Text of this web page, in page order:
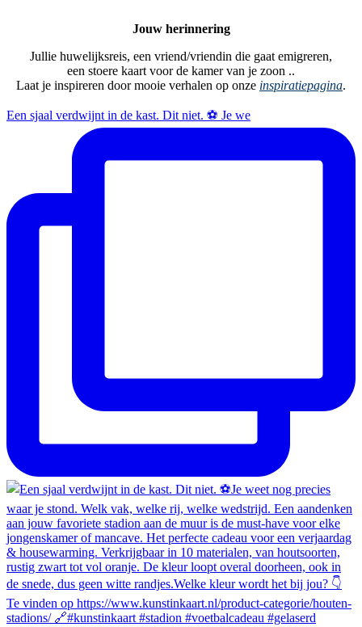
Jouw herinnering
Jullie huwelijksreis, een vriend/vriendin die gaat emigreren,
een stoere kaart voor de kamer van je zoon ..
Laat je inspireren door mooie verhalen op onze inspiratiepagina.
Een sjaal verdwijnt in de kast. Dit niet. ⚽ Je we